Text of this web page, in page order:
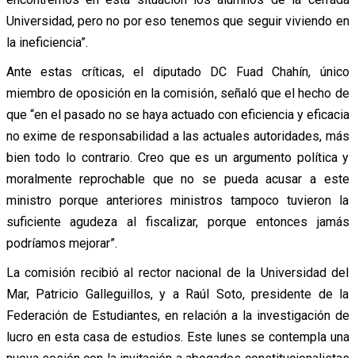
Universidad, pero no por eso tenemos que seguir viviendo en
la ineficiencia”.
Ante estas críticas, el diputado DC Fuad Chahín, único
miembro de oposición en la comisión, señaló que el hecho de
que “en el pasado no se haya actuado con eficiencia y eficacia
no exime de responsabilidad a las actuales autoridades, más
bien todo lo contrario. Creo que es un argumento política y
moralmente reprochable que no se pueda acusar a este
ministro porque anteriores ministros tampoco tuvieron la
suficiente agudeza al fiscalizar, porque entonces jamás
podríamos mejorar”.
La comisión recibió al rector nacional de la Universidad del
Mar, Patricio Galleguillos, y a Raúl Soto, presidente de la
Federación de Estudiantes, en relación a la investigación de
lucro en esta casa de estudios. Este lunes se contempla una